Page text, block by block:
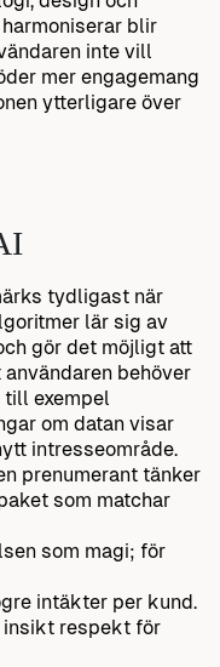
blir
inte vill
mer engagemang
ytterligare över
tydligast när
lär sig av
gör det möjligt att
behöver
exempel
om datan visar
intresseområde.
prenumerant tänker
som matchar
som magi; för
intäkter per kund.
insikt respekt för